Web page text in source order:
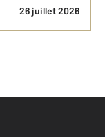
26 juillet 2026